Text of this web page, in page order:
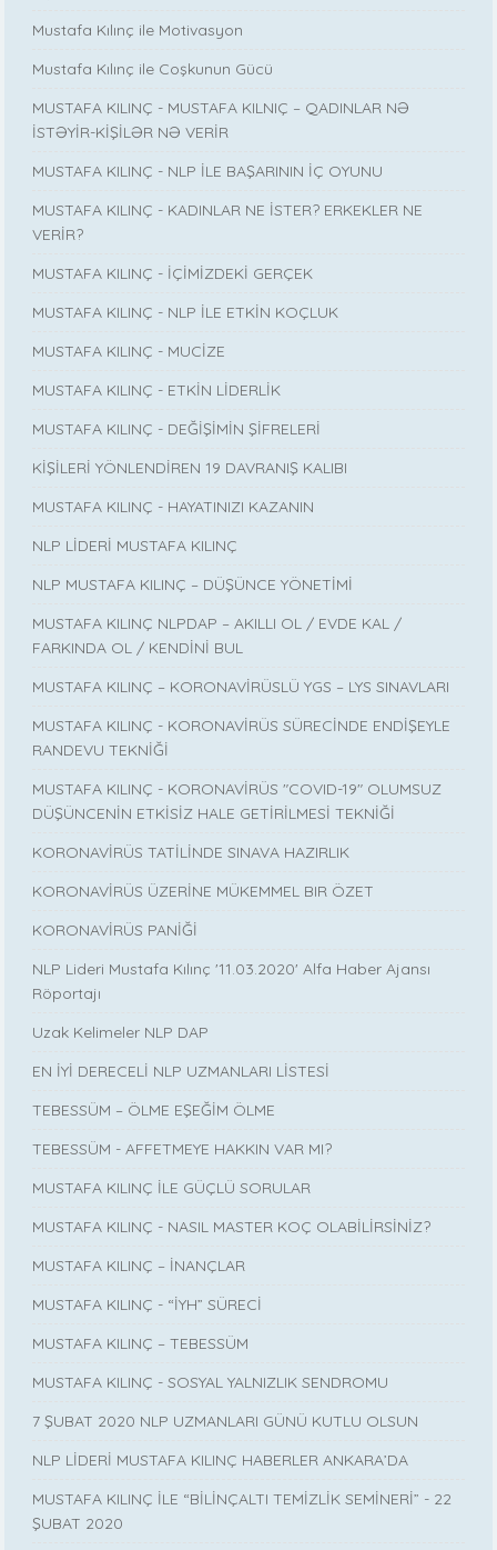
Mustafa Kılınç ile Motivasyon
Mustafa Kılınç ile Coşkunun Gücü
MUSTAFA KILINÇ - MUSTAFA KILNIÇ – QADINLAR NƏ
İSTƏYİR-KİŞİLƏR NƏ VERİR
MUSTAFA KILINÇ - NLP İLE BAŞARININ İÇ OYUNU
MUSTAFA KILINÇ - KADINLAR NE İSTER? ERKEKLER NE
VERİR?
MUSTAFA KILINÇ - İÇİMİZDEKİ GERÇEK
MUSTAFA KILINÇ - NLP İLE ETKİN KOÇLUK
MUSTAFA KILINÇ - MUCİZE
MUSTAFA KILINÇ - ETKİN LİDERLİK
MUSTAFA KILINÇ - DEĞİŞİMİN ŞİFRELERİ
KİŞİLERİ YÖNLENDİREN 19 DAVRANIŞ KALIBI
MUSTAFA KILINÇ - HAYATINIZI KAZANIN
NLP LİDERİ MUSTAFA KILINÇ
NLP MUSTAFA KILINÇ – DÜŞÜNCE YÖNETİMİ
MUSTAFA KILINÇ NLPDAP – AKILLI OL / EVDE KAL /
FARKINDA OL / KENDİNİ BUL
MUSTAFA KILINÇ – KORONAVİRÜSLÜ YGS – LYS SINAVLARI
MUSTAFA KILINÇ - KORONAVİRÜS SÜRECİNDE ENDİŞEYLE
RANDEVU TEKNİĞİ
MUSTAFA KILINÇ - KORONAVİRÜS "COVID-19" OLUMSUZ
DÜŞÜNCENİN ETKİSİZ HALE GETİRİLMESİ TEKNİĞİ
KORONAVİRÜS TATİLİNDE SINAVA HAZIRLIK
KORONAVİRÜS ÜZERİNE MÜKEMMEL BIR ÖZET
KORONAVİRÜS PANİĞİ
NLP Lideri Mustafa Kılınç '11.03.2020' Alfa Haber Ajansı
Röportajı
Uzak Kelimeler NLP DAP
EN İYİ DERECELİ NLP UZMANLARI LİSTESİ
TEBESSÜM – ÖLME EŞEĞİM ÖLME
TEBESSÜM - AFFETMEYE HAKKIN VAR MI?
MUSTAFA KILINÇ İLE GÜÇLÜ SORULAR
MUSTAFA KILINÇ - NASIL MASTER KOÇ OLABİLİRSİNİZ?
MUSTAFA KILINÇ – İNANÇLAR
MUSTAFA KILINÇ - “İYH” SÜRECİ
MUSTAFA KILINÇ – TEBESSÜM
MUSTAFA KILINÇ - SOSYAL YALNIZLIK SENDROMU
7 ŞUBAT 2020 NLP UZMANLARI GÜNÜ KUTLU OLSUN
NLP LİDERİ MUSTAFA KILINÇ HABERLER ANKARA’DA
MUSTAFA KILINÇ İLE “BİLİNÇALTI TEMİZLİK SEMİNERİ” - 22
ŞUBAT 2020